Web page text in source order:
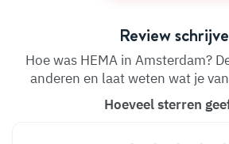
Review
Hoe was HEMA in Amsterdam?
anderen en laat weten wat je
Hoeveel sterren